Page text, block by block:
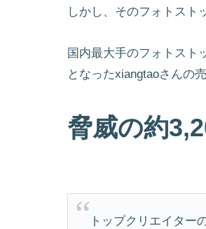
しかし、そのフォトスト
国内最大手のフォトスト
となったxiangtaoさんの売
脅威の約
トップクリエイター